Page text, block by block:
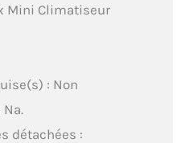
Mini Climatiseur
: Non
détachées :